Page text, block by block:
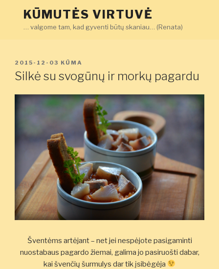
KŪMUTĖS VIRTUVĖ
… valgome tam, kad gyventi būtų skaniau… (Renata)
PASKELBTA
2015-12-03 KŪMA
Silkė su svogūnų ir morkų pagardu
Šventėms artėjant – net jei nespėjote pasigaminti
nuostabaus pagardo žiemai, galima jo pasiruošti dabar,
kai švenčių šurmulys dar tik įsibėgėja